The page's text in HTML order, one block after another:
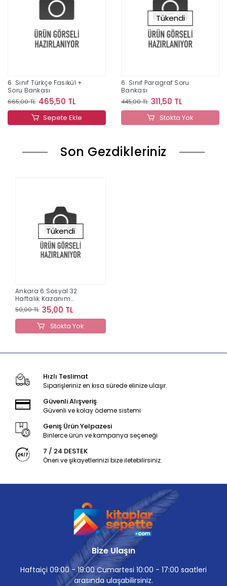
6. Sınıf Türkçe Fasikül +
Soru Bankası
665,00 TL 465,50 TL
Sepete Ekle
Tükendi
6. Sınıf Paragraf Soru
Bankası
445,00 TL 311,50 TL
Stokta Yok
Son Gezdikleriniz
Tükendi
Ankara 6 Sosyal 32
Haftalık Kazanım
Deneme
50,00 TL 35,00 TL
Stokta Yok
Hızlı Teslimat
Siparişleriniz en kısa sürede elinize ulaşır.
Güvenli Alışveriş
Güvenli ve kolay ödeme sistemi
Geniş Ürün Yelpazesi
Binlerce ürün ve kampanya seçeneği
7 / 24 DESTEK
Öneri ve şikayetlerinizi bize iletebilirsiniz.
Bize Ulaşın
Haftaiçi 09:00 - 19:00 Cumartesi 10:00 - 17:00 saatleri
arasında ulaşabilirsiniz.